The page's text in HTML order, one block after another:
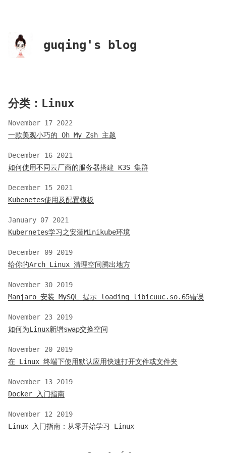
guqing's blog
分类：Linux
November 17 2022
一款美观小巧的 Oh My Zsh 主题
December 16 2021
如何使用不同云厂商的服务器搭建 K3S 集群
December 15 2021
Kubenetes使用及配置模板
January 07 2021
Kubernetes学习之安装Minikube环境
December 09 2019
给你的Arch Linux 清理空间腾出地方
November 30 2019
Manjaro 安装 MySQL 提示 loading libicuuc.so.65错误
November 23 2019
如何为Linux新增swap交换空间
November 20 2019
在 Linux 终端下使用默认应用快速打开文件或文件夹
November 13 2019
Docker 入门指南
November 12 2019
Linux 入门指南：从零开始学习 Linux